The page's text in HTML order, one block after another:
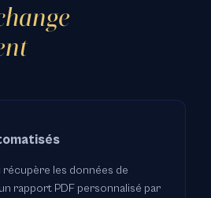
récupère les données de
rapport PDF personnalisé par